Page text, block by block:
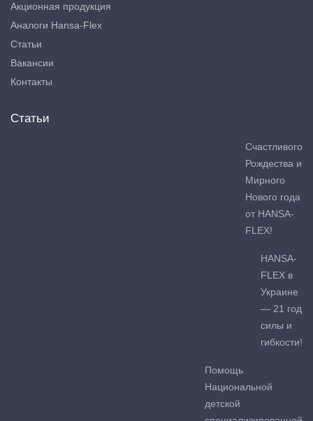
Акционная продукция
Аналоги Hansa-Flex
Статьи
Вакансии
Контакты
Статьи
Счастливого
Рождества и
Мирного
Нового года
от HANSA-
FLEX!
HANSA-
FLEX в
Украине
— 21 год
силы и
гибкости!
Помощь
Национальной
детской